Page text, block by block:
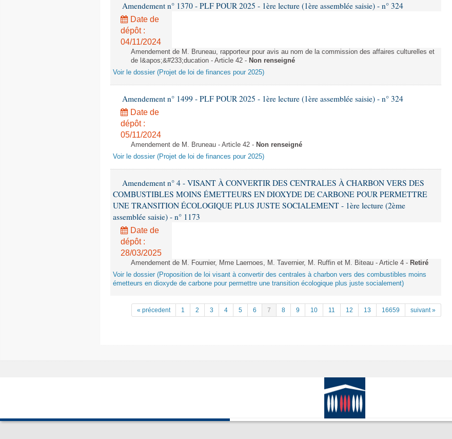
Amendement n° 1370 - PLF POUR 2025 - 1ère lecture (1ère assemblée saisie) - n° 324
Date de
dépôt :
04/11/2024
Amendement de M. Bruneau, rapporteur pour avis au nom de la commission des affaires culturelles et
de l&apos;&#233;ducation - Article 42 - Non renseigné
Voir le dossier (Projet de loi de finances pour 2025)
Amendement n° 1499 - PLF POUR 2025 - 1ère lecture (1ère assemblée saisie) - n° 324
Date de
dépôt :
05/11/2024
Amendement de M. Bruneau - Article 42 - Non renseigné
Voir le dossier (Projet de loi de finances pour 2025)
Amendement n° 4 - VISANT À CONVERTIR DES CENTRALES À CHARBON VERS DES
COMBUSTIBLES MOINS ÉMETTEURS EN DIOXYDE DE CARBONE POUR PERMETTRE
UNE TRANSITION ÉCOLOGIQUE PLUS JUSTE SOCIALEMENT - 1ère lecture (2ème
assemblée saisie) - n° 1173
Date de
dépôt :
28/03/2025
Amendement de M. Fournier, Mme Laernoes, M. Tavernier, M. Ruffin et M. Biteau - Article 4 - Retiré
Voir le dossier (Proposition de loi visant à convertir des centrales à charbon vers des combustibles moins
émetteurs en dioxyde de carbone pour permettre une transition écologique plus juste socialement)
« précedent 1 2 3 4 5 6 7 8 9 10 11 12 13 16659 suivant »